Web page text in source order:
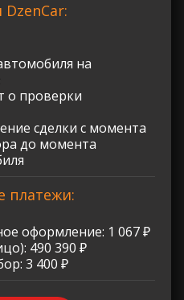
на
о проверки
сделки с момента
до момента
платежи:
оформление: 1 067 ₽
490 390 ₽
3 400 ₽